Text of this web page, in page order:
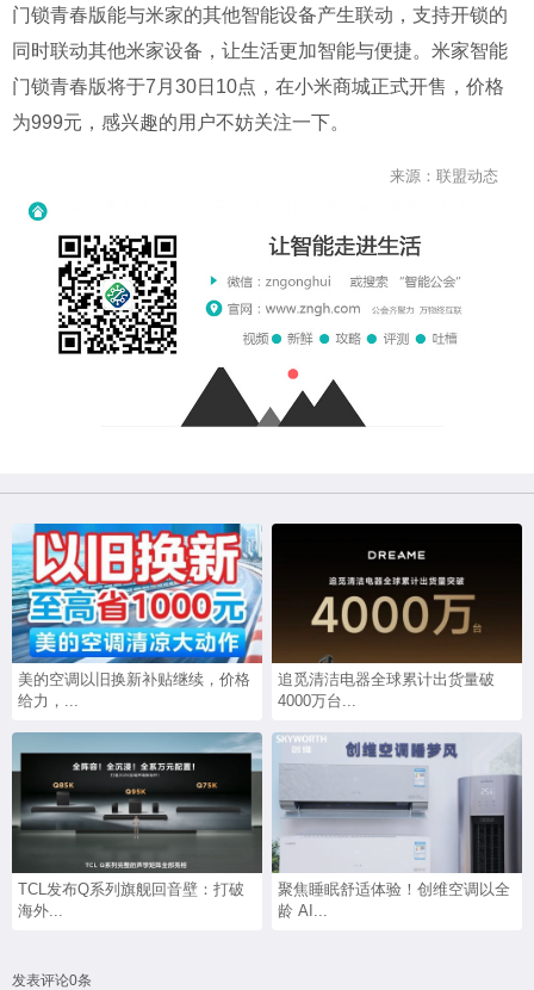
门锁青春版能与米家的其他智能设备产生联动，支持开锁的
同时联动其他米家设备，让生活更加智能与便捷。米家智能
门锁青春版将于7月30日10点，在小米商城正式开售，价格
为999元，感兴趣的用户不妨关注一下。
来源：联盟动态
美的空调以旧换新补贴继续，价格
给力，...
追觅清洁电器全球累计出货量破
4000万台...
TCL发布Q系列旗舰回音壁：打破
海外...
聚焦睡眠舒适体验！创维空调以全
龄 AI...
发表评论0条